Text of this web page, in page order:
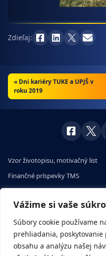
Vážime si vaše
Súbory cookie používame
prehliadania,
obsahu a analýzu našej
Zdieľaj:
« Dni kariéry TUKE a UPJŠ v
roku 2019
Vzor životopisu, motivačný list
Finančné príspevky TMS
Skúsenosti klientov s prácou v
zahraničí
brigádach
Rady a tipy